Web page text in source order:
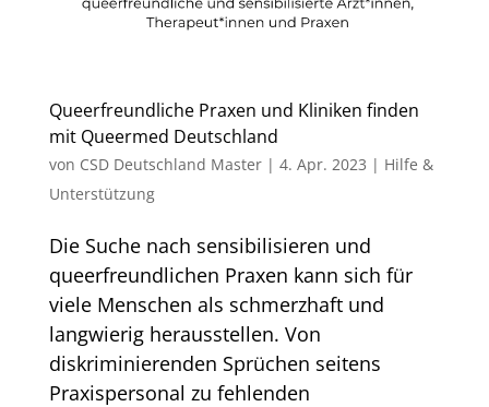
Queerfreundliche Praxen und Kliniken finden
mit Queermed Deutschland
von CSD Deutschland Master| 4. Apr. 2023 | Hilfe &
Unterstützung
Die Suche nach sensibilisieren und
queerfreundlichen Praxen kann sich für
viele Menschen als schmerzhaft und
langwierig herausstellen. Von
diskriminierenden Sprüchen seitens
Praxispersonal zu fehlenden